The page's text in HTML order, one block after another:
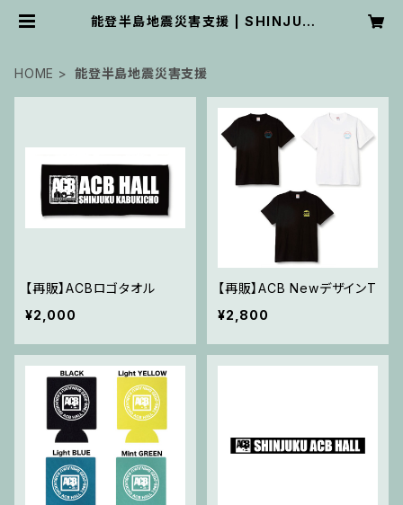
能登半島地震災害支援 | SHINJUK
HOME 能登半島地震災害支援
【再販】ACBロゴタオル
¥2,000
【再販】ACB NewデザインT
¥2,800